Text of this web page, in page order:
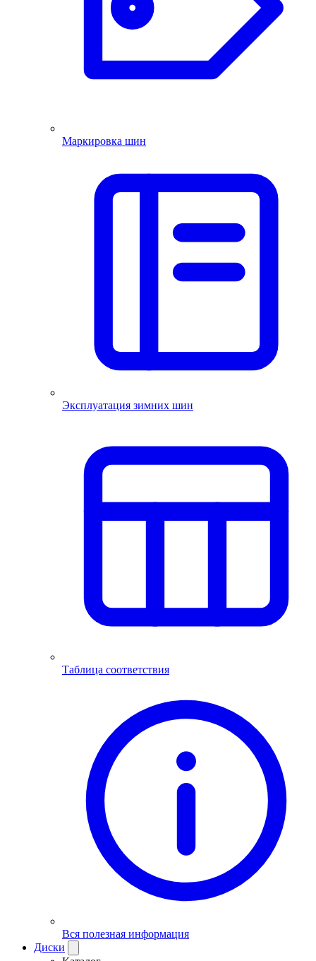
Маркировка шин
Эксплуатация зимних шин
Таблица соответствия
Вся полезная информация
Диски